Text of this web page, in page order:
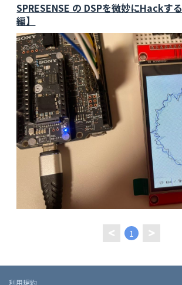
SPRESENSE の DSPを微妙にHackす
編】
1
利用規約